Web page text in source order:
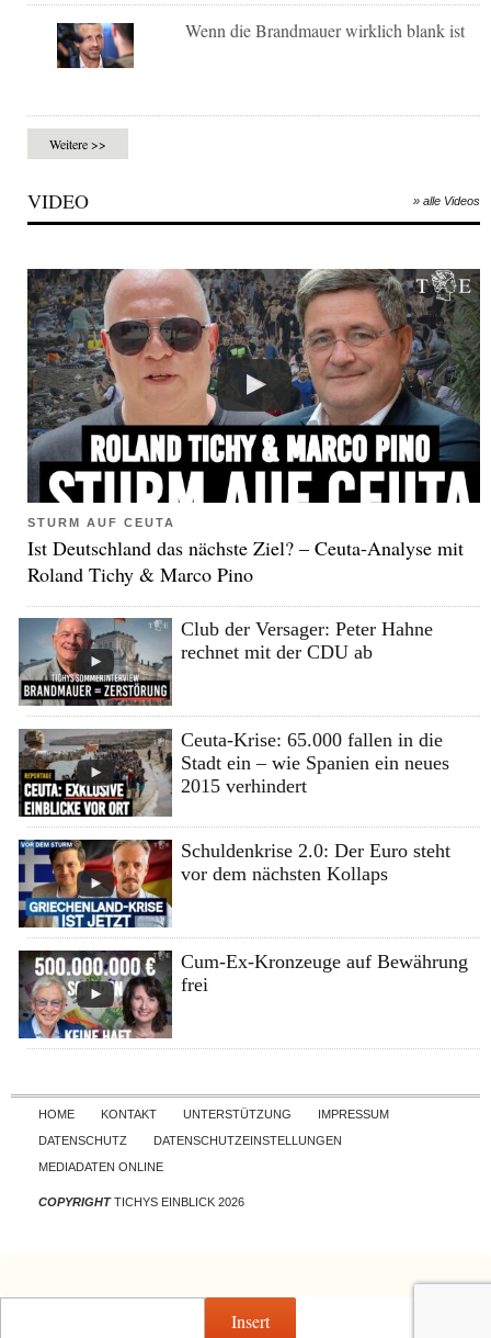
Wenn die Brandmauer wirklich blank ist
Weitere >>
VIDEO » alle Videos
STURM AUF CEUTA
Ist Deutschland das nächste Ziel? – Ceuta-Analyse mit
Roland Tichy & Marco Pino
Club der Versager: Peter Hahne
rechnet mit der CDU ab
Ceuta-Krise: 65.000 fallen in die
Stadt ein – wie Spanien ein neues
2015 verhindert
Schuldenkrise 2.0: Der Euro steht
vor dem nächsten Kollaps
Cum-Ex-Kronzeuge auf Bewährung
frei
Skip to content
HOME KONTAKT UNTERSTÜTZUNG
IMPRESSUM
DATENSCHUTZ
DATENSCHUTZEINSTELLUNGEN
MEDIADATEN ONLINE
COPYRIGHTTICHYS EINBLICK 2026
Insert